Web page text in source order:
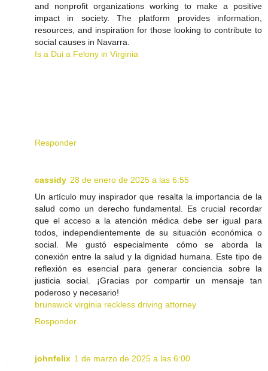
and nonprofit organizations working to make a positive
impact in society. The platform provides information,
resources, and inspiration for those looking to contribute to
social causes in Navarra.
Is a Dui a Felony in Virginia
Responder
cassidy 28 de enero de 2025 a las 6:55
Un artículo muy inspirador que resalta la importancia de la
salud como un derecho fundamental. Es crucial recordar
que el acceso a la atención médica debe ser igual para
todos, independientemente de su situación económica o
social. Me gustó especialmente cómo se aborda la
conexión entre la salud y la dignidad humana. Este tipo de
reflexión es esencial para generar conciencia sobre la
justicia social. ¡Gracias por compartir un mensaje tan
poderoso y necesario!
brunswick virginia reckless driving attorney
Responder
johnfelix 1 de marzo de 2025 a las 6:00